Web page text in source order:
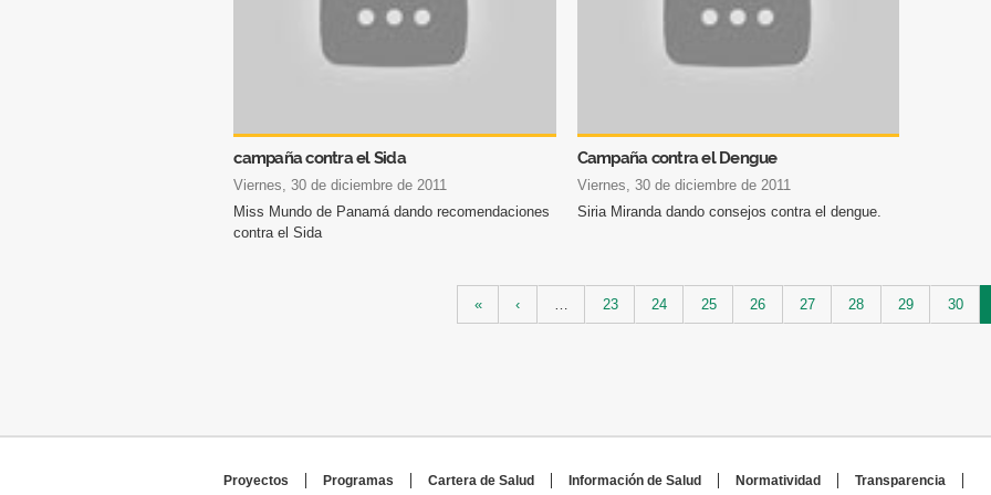
campaña contra el Sida
viernes, 30 de diciembre de 2011
Miss Mundo de Panamá dando recomendaciones
contra el Sida
Campaña contra el Dengue
viernes, 30 de diciembre de 2011
Siria Miranda dando consejos contra el dengue.
« ‹ 23 24 25 26 27 28 29 30
Proyectos Programas Cartera de Salud Información de Salud Normatividad Transparencia